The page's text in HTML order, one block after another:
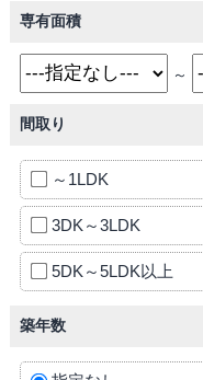
専有面積
～
間取り
～1LDK
3DK～3LDK
5DK～5LDK以上
築年数